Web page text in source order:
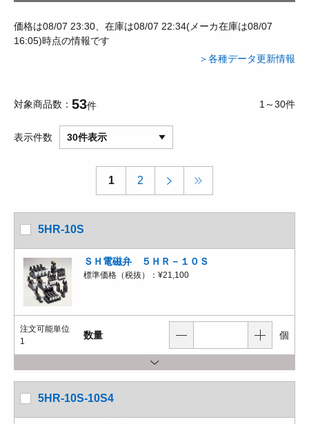
価格は08/07 23:30、在庫は08/07 22:34(メーカ在庫は08/07
16:05)時点の情報です
＞各種データ更新情報
対象商品数 53件 1～30件
表示件数 30件表示
1 2
5HR-10S
ＳＨ電磁弁 ５ＨＲ－１０Ｓ
標準価格（税抜）： ¥21,100
注文可能単位
1
数量 個
5HR-10S-10S4